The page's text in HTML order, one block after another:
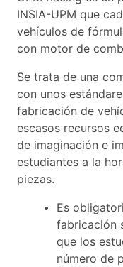
INSIA-UPM que
vehículos de
con motor de
Se trata de una
con unos
fabricación de
escasos recursos
de imaginación e
estudiantes a la
piezas.
Es
fabricación
que los
número de